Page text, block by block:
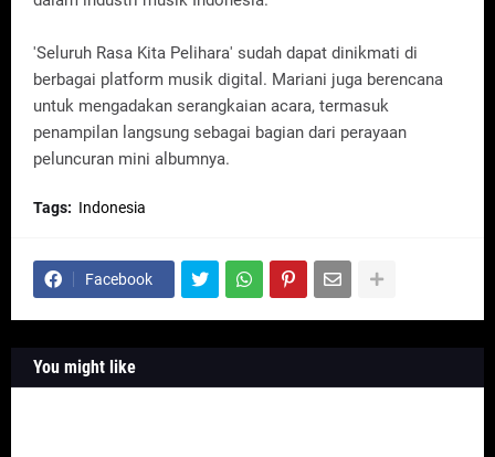
'Seluruh Rasa Kita Pelihara' sudah dapat dinikmati di
berbagai platform musik digital. Mariani juga berencana
untuk mengadakan serangkaian acara, termasuk
penampilan langsung sebagai bagian dari perayaan
peluncuran mini albumnya.
Tags: Indonesia
Facebook
You might like